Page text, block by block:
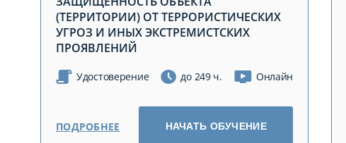
(ТЕРРИТОРИИ) ОТ ТЕРРОРИСТИЧЕСКИХ
УГРОЗ И ИНЫХ ЭКСТРЕМИСТСКИХ
ПРОЯВЛЕНИЙ
Удостоверение до 249 ч. Онлайн
ПОДРОБНЕЕ НАЧАТЬ ОБУЧЕНИЕ